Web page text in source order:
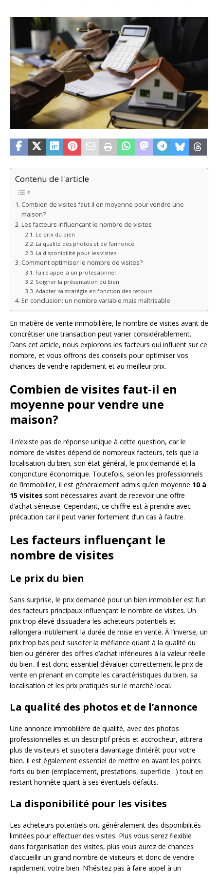
Contenu de l'article
Combien de visites faut-il en moyenne pour vendre une
maison?
Les facteurs influençant le nombre de visites
Le prix du bien
La qualité des photos et de l’annonce
La disponibilité pour les visites
Comment optimiser le nombre de visites?
Faire appel à un professionnel
Soigner la présentation du bien
Adapter sa stratégie en fonction des retours
En conclusion: un nombre variable mais maîtrisable
En matière de vente immobilière, le nombre de visites avant de
concrétiser une transaction peut varier considérablement.
Dans cet article, nous explorons les facteurs qui influent sur ce
nombre, et vous offrons des conseils pour optimiser vos
chances de vendre rapidement et au meilleur prix.
Combien de visites faut-il en
moyenne pour vendre une
maison?
Il n’existe pas de réponse unique à cette question, car le
nombre de visites dépend de nombreux facteurs, tels que la
localisation du bien, son état général, le prix demandé et la
conjoncture économique. Toutefois, selon les professionnels
de l’immobilier, il est généralement admis qu’en moyenne 10 à
15 visites sont nécessaires avant de recevoir une offre
d’achat sérieuse. Cependant, ce chiffre est à prendre avec
précaution car il peut varier fortement d’un cas à l’autre.
Les facteurs influençant le
nombre de visites
Le prix du bien
Sans surprise, le prix demandé pour un bien immobilier est l’un
des facteurs principaux influençant le nombre de visites. Un
prix trop élevé dissuadera les acheteurs potentiels et
rallongera inutilement la durée de mise en vente. À l’inverse, un
prix trop bas peut susciter la méfiance quant à la qualité du
bien ou générer des offres d’achat inférieures à la valeur réelle
du bien. Il est donc essentiel d’évaluer correctement le prix de
vente en prenant en compte les caractéristiques du bien, sa
localisation et les prix pratiqués sur le marché local.
La qualité des photos et de l’annonce
Une annonce immobilière de qualité, avec des photos
professionnelles et un descriptif précis et accrocheur, attirera
plus de visiteurs et suscitera davantage d’intérêt pour votre
bien. Il est également essentiel de mettre en avant les points
forts du bien (emplacement, prestations, superficie…) tout en
restant honnête quant à ses éventuels défauts.
La disponibilité pour les visites
Les acheteurs potentiels ont généralement des disponibilités
limitées pour effectuer des visites. Plus vous serez flexible
dans l’organisation des visites, plus vous aurez de chances
d’accueillir un grand nombre de visiteurs et donc de vendre
rapidement votre bien. N’hésitez pas à faire appel à un